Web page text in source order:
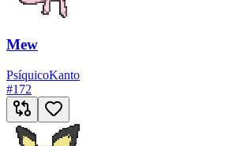
Mew
PsíquicoKanto
#172